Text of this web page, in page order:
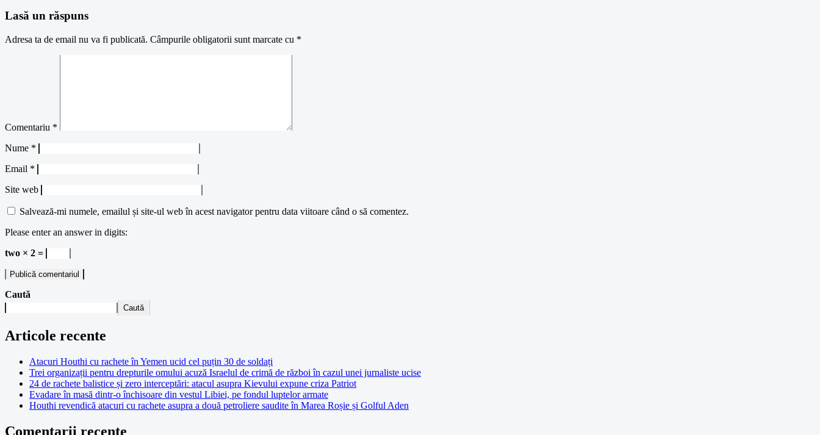
Lasă un răspuns
Adresa ta de email nu va fi publicată. Câmpurile obligatorii sunt marcate cu *
Comentariu *
Nume *
Email *
Site web
Salvează-mi numele, emailul și site-ul web în acest navigator pentru data viitoare când o să comentez.
Please enter an answer in digits:
two × 2 =
Caută
Caută
Articole recente
Atacuri Houthi cu rachete în Yemen ucid cel puțin 30 de soldați
Trei organizații pentru drepturile omului acuză Israelul de crimă de război în cazul unei jurnaliste ucise
24 de rachete balistice și zero interceptări: atacul asupra Kievului expune criza Patriot
Evadare în masă dintr-o închisoare din vestul Libiei, pe fondul luptelor armate
Houthi revendică atacuri cu rachete asupra a două petroliere saudite în Marea Roșie și Golful Aden
Comentarii recente